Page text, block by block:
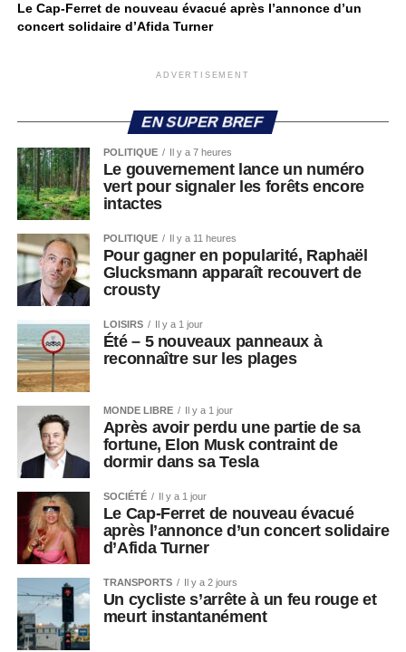
Le Cap-Ferret de nouveau évacué après l’annonce d’un
concert solidaire d’Afida Turner
ADVERTISEMENT
EN SUPER BREF
POLITIQUE Il y a 7 heures
Le gouvernement lance un numéro
vert pour signaler les forêts encore
intactes
POLITIQUE Il y a 11 heures
Pour gagner en popularité, Raphaël
Glucksmann apparaît recouvert de
crousty
LOISIRS Il y a 1 jour
Été – 5 nouveaux panneaux à
reconnaître sur les plages
MONDE LIBRE Il y a 1 jour
Après avoir perdu une partie de sa
fortune, Elon Musk contraint de
dormir dans sa Tesla
SOCIÉTÉ Il y a 1 jour
Le Cap-Ferret de nouveau évacué
après l’annonce d’un concert solidaire
d’Afida Turner
TRANSPORTS Il y a 2 jours
Un cycliste s’arrête à un feu rouge et
meurt instantanément